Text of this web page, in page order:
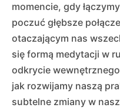
momencie, gdy
poczuć głębsze
otaczającym nas
się formą medytacji w
odkrycie
jak rozwijamy naszą
subtelne zmiany w